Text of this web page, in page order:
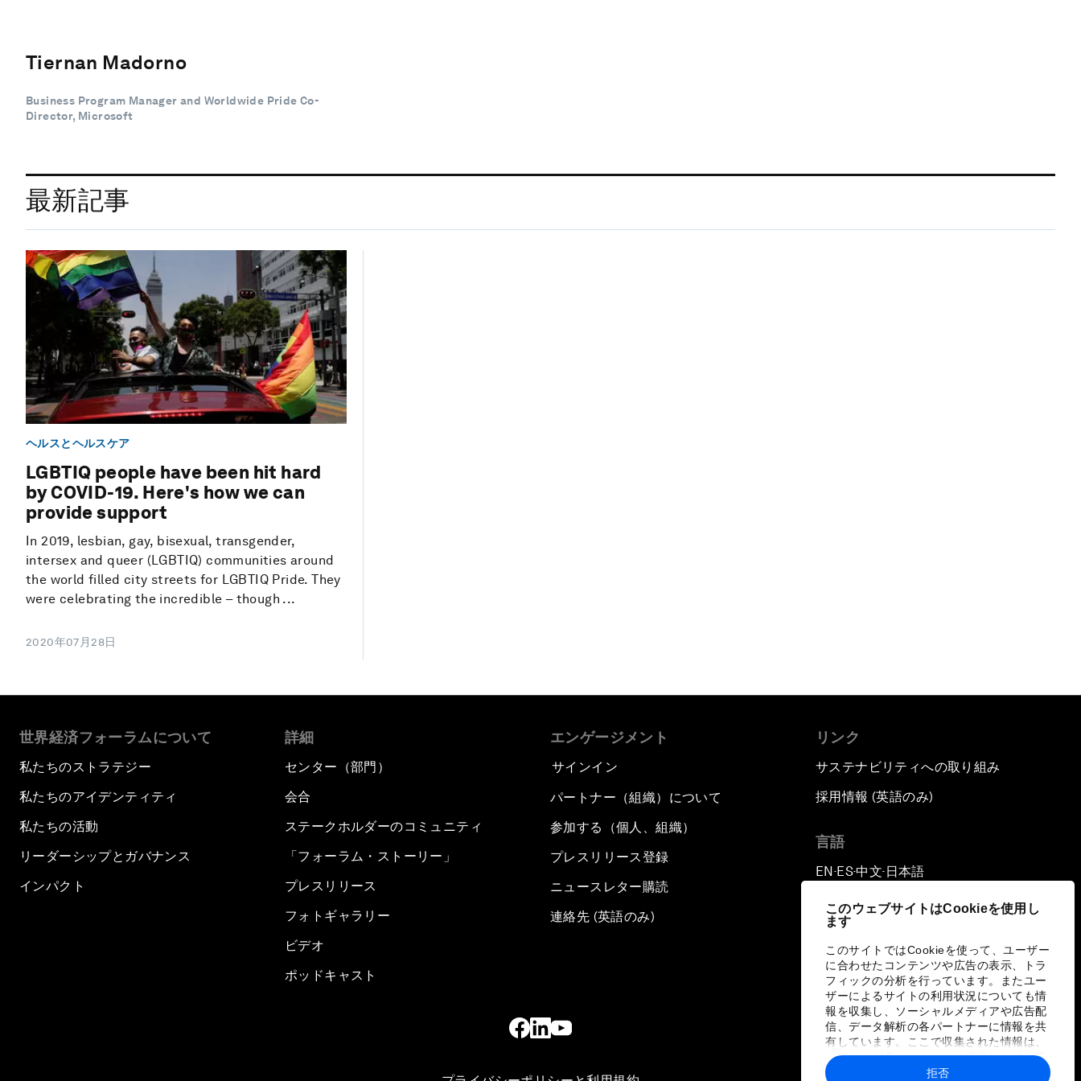
このウェブサイトはCookieを使用し
ます
このサイトではCookieを使って、ユーザー
に合わせたコンテンツや広告の表示、トラ
フィックの分析を行っています。またユー
ザーによるサイトの利用状況についても情
報を収集し、ソーシャルメディアや広告配
信、データ解析の各パートナーに情報を共
有しています。ここで収集された情報は、
ユーザーが各パートナーに提供した他の情
報や各パートナーのサービスを使用した際
拒否
Tiernan Madorno
Business Program Manager and Worldwide Pride Co-
Director, Microsoft
最新記事
ヘルスとヘルスケア
LGBTIQ people have been hit hard
by COVID-19. Here's how we can
provide support
In 2019, lesbian, gay, bisexual, transgender,
intersex and queer (LGBTIQ) communities around
the world filled city streets for LGBTIQ Pride. They
were celebrating the incredible – though ...
2020年07月28日
世界経済フォーラムについて
私たちのストラテジー
私たちのアイデンティティ
私たちの活動
リーダーシップとガバナンス
インパクト
詳細
センター（部門）
会合
ステークホルダーのコミュニティ
「フォーラム・ストーリー」
プレスリリース
フォトギャラリー
ビデオ
ポッドキャスト
エンゲージメント
サインイン
パートナー（組織）について
参加する（個人、組織）
プレスリリース登録
ニュースレター購読
連絡先 (英語のみ)
リンク
サステナビリティへの取り組み
採用情報 (英語のみ)
言語
EN ▪ ES▪中文▪ 日本語